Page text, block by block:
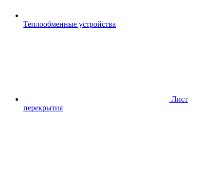
Теплообменные устройства
Лист
перекрытия